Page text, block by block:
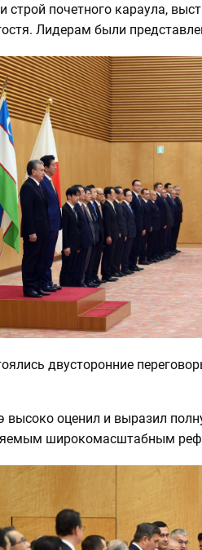
строй почетного караула,
Лидерам были
двусторонние
высоко оценил и выразил
широкомасштабным